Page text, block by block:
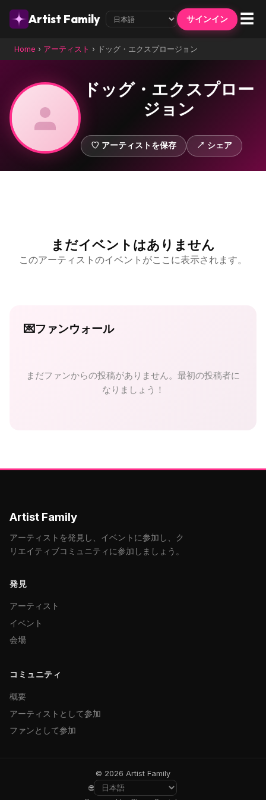
Artist Family サインイン ☰
Home › アーティスト › ドッグ・エクスプロージョン
ドッグ・エクスプロー
ジョン
♡ アーティストを保存 ↗ シェア
まだイベントはありません
このアーティストのイベントがここに表示されます。
💌ファンウォール
まだファンからの投稿がありません。最初の投稿者に
なりましょう！
Artist Family
アーティストを発見し、イベントに参加し、ク
リエイティブコミュニティに参加しましょう。
発見
アーティスト
イベント
会場
コミュニティ
概要
アーティストとして参加
ファンとして参加
© 2026 Artist Family
🌐